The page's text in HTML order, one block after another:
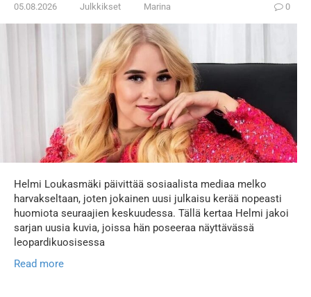
05.08.2026 Julkkikset Marina 0
Helmi Loukasmäki päivittää sosiaalista mediaa melko
harvakseltaan, joten jokainen uusi julkaisu kerää nopeasti
huomiota seuraajien keskuudessa. Tällä kertaa Helmi jakoi
sarjan uusia kuvia, joissa hän poseeraa näyttävässä
leopardikuosisessa
Read more